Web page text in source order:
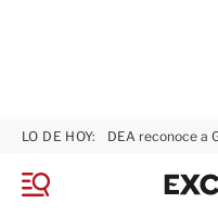
M
LO DE HOY: DEA reconoce a